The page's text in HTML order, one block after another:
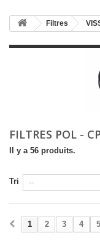
Filtres
FILTRES POL -
Il y a 56 produits.
Tri
1 2 3 4 5